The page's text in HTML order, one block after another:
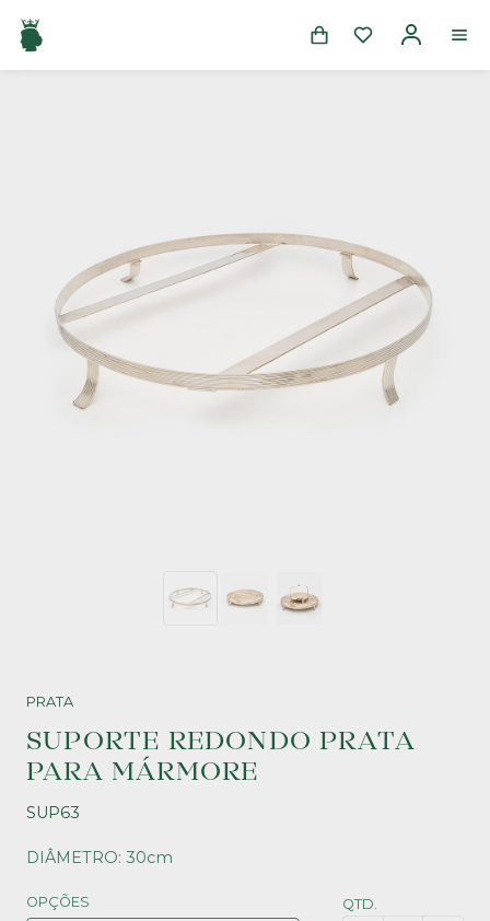
PRATA
SUPORTE REDONDO PRATA
PARA MÁRMORE
SUP63
DIÂMETRO: 30cm
OPÇÕES QTD.